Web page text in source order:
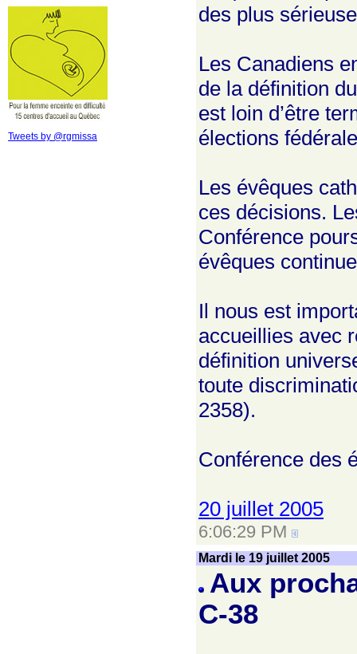
Tweets by @rgmissa
des plus
Les Canadiens
de la définition
est loin d’être
élections
Les évêques
ces décisions.
Conférence
évêques
Il nous est
accueillies avec
définition
toute
2358).
Conférence des
20 juillet 2005
6:06:29 PM
Mardi le 19 juillet 2005
Aux
C-38